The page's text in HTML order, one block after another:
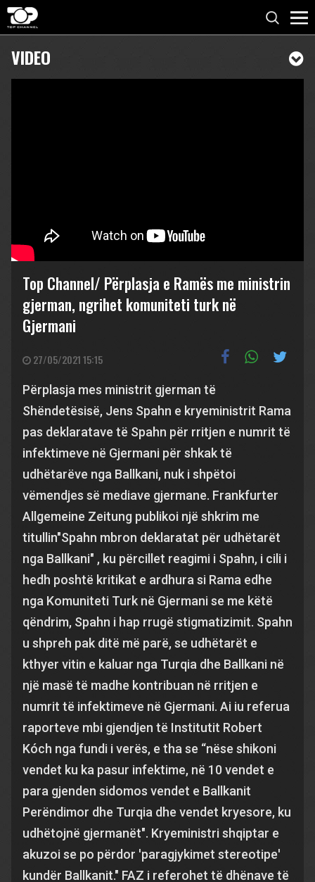
VIDEO
Top Channel/ Përplasja e Ramës me ministrin
gjerman, ngrihet komuniteti turk në
Gjermani
27/05/2021 15:15
Përplasja mes ministrit gjerman të
Shëndetësisë, Jens Spahn e kryeministrit Rama
pas deklaratave të Spahn për rritjen e numrit të
infektimeve në Gjermani për shkak të
udhëtarëve nga Ballkani, nuk i shpëtoi
vëmendjes së mediave gjermane. Frankfurter
Allgemeine Zeitung publikoi një shkrim me
titullin"Spahn mbron deklaratat për udhëtarët
nga Ballkani" , ku përcillet reagimi i Spahn, i cili i
hedh poshtë kritikat e ardhura si Rama edhe
nga Komuniteti Turk në Gjermani se me këtë
qëndrim, Spahn i hap rrugë stigmatizimit. Spahn
u shpreh pak ditë më parë, se udhëtarët e
kthyer vitin e kaluar nga Turqia dhe Ballkani në
një masë të madhe kontribuan në rritjen e
numrit të infektimeve në Gjermani. Ai iu referua
raporteve mbi gjendjen të Institutit Robert
Kóch nga fundi i verës, e tha se “nëse shikoni
vendet ku ka pasur infektime, në 10 vendet e
para gjenden sidomos vendet e Ballkanit
Perëndimor dhe Turqia dhe vendet kryesore, ku
udhëtojnë gjermanët". Kryeministri shqiptar e
akuzoi se po përdor 'paragjykimet stereotipe'
kundër Ballkanit." FAZ i referohet të dhënave të